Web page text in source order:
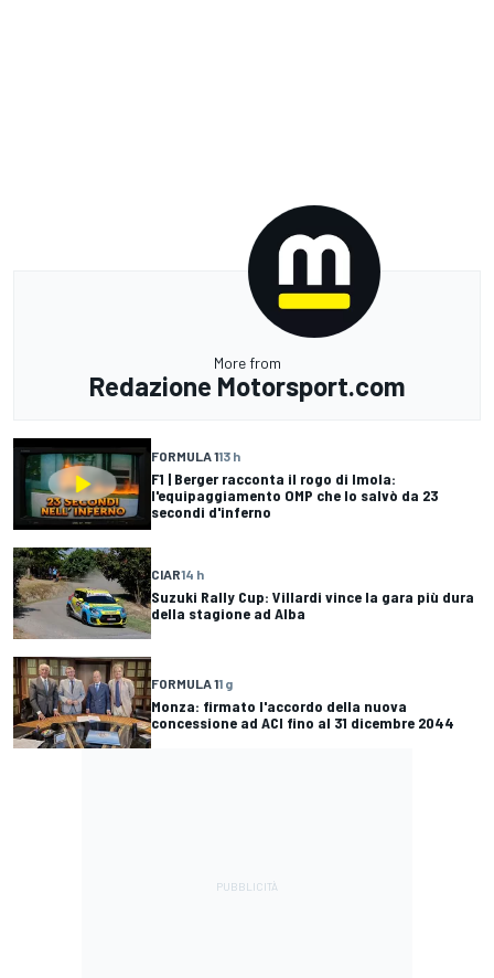
More from
Redazione Motorsport.com
FORMULA 113 h
F1 | Berger racconta il rogo di Imola:
l'equipaggiamento OMP che lo salvò da 23
secondi d'inferno
CIAR14 h
Suzuki Rally Cup: Villardi vince la gara più dura
della stagione ad Alba
FORMULA 11 g
Monza: firmato l'accordo della nuova
concessione ad ACI fino al 31 dicembre 2044